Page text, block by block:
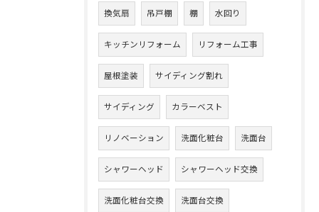
換気扇 吊戸棚 棚 水回り
キッチンリフォーム リフォーム工事
屋根塗装 サイディング割れ
サイディング カラーベスト
リノベーション 洗面化粧台 洗面台
シャワーヘッド シャワーヘッド交換
洗面化粧台交換 洗面台交換